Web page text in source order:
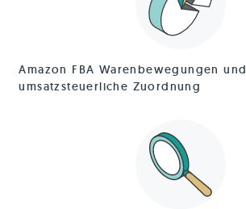
Amazon FBA Warenbewegungen und
umsatzsteuerliche Zuordnung